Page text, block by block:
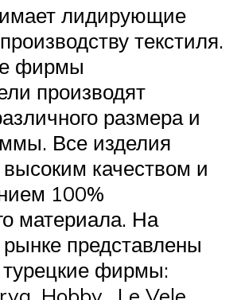
лидирующие
текстиля.
фирмы
производят
размера и
Все изделия
качеством и
100%
материала. На
представлены
фирмы: